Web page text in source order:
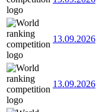
13.09.2026
13.09.2026